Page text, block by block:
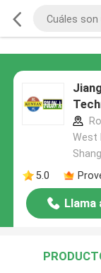
West
5.0
Llama